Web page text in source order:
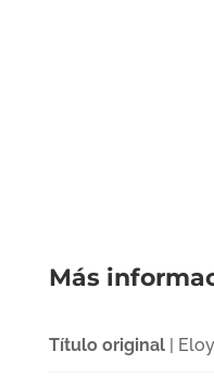
Más
Título original|